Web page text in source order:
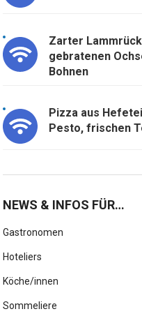
Zarter
gebratenen
Bohnen
Pizza aus
Pesto, frischen
NEWS & INFOS FÜR…
Gastronomen
Hoteliers
Köche/innen
Sommeliere